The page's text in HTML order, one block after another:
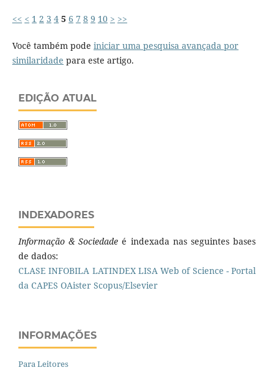
<< < 1 2 3 4 5 6 7 8 9 10 > >>
Você também pode iniciar uma pesquisa avançada por
similaridade para este artigo.
EDIÇÃO ATUAL
INDEXADORES
Informação & Sociedadeé indexada nas seguintes bases
de dados:
CLASE INFOBILA LATINDEX LISA Web of Science - Portal
da CAPES OAister Scopus/Elsevier
INFORMAÇÕES
Para Leitores